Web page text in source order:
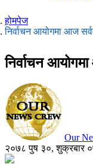
होमपेज
निर्वाचन आयोगमा आज
निर्वाचन
Our
२०७८ पुष ३०, शुक्रबार